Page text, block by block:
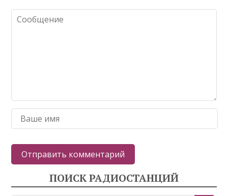
ПОИСК РАДИОСТАНЦИЙ